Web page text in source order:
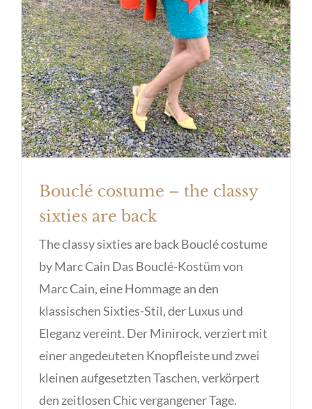
Bouclé costume – the classy
sixties are back
The classy sixties are back Bouclé costume
by Marc Cain Das Bouclé-Kostüm von
Marc Cain, eine Hommage an den
klassischen Sixties-Stil, der Luxus und
Eleganz vereint. Der Minirock, verziert mit
einer angedeuteten Knopfleiste und zwei
kleinen aufgesetzten Taschen, verkörpert
den zeitlosen Chic vergangener Tage.